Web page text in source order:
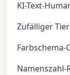
KI-Text-
Zufälliger
Namenszahl-